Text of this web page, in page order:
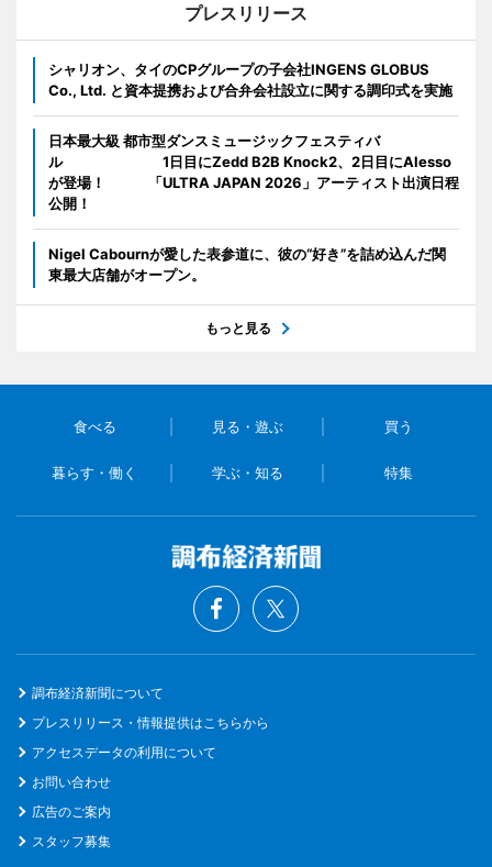
プレスリリース
シャリオン、タイのCPグループの子会社INGENS GLOBUS
Co., Ltd. と資本提携および合弁会社設立に関する調印式を実施
日本最大級 都市型ダンスミュージックフェスティバ
ル 1日目にZedd B2B Knock2、2日目にAlesso
が登場！ 「ULTRA JAPAN 2026」アーティスト出演日程
公開！
Nigel Cabournが愛した表参道に、彼の“好き”を詰め込んだ関
東最大店舗がオープン。
もっと見る
食べる 見る・遊ぶ 買う
暮らす・働く 学ぶ・知る 特集
調布経済新聞について
プレスリリース・情報提供はこちらから
アクセスデータの利用について
お問い合わせ
広告のご案内
スタッフ募集